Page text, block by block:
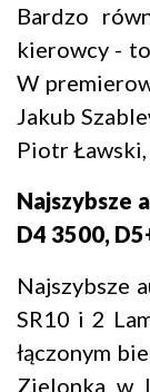
Bardzo
kierowcy -
W
Jakub
Piotr
Najszybsze
D4 3500,
Najszybsze
SR10 i 2
łączonym
Zielonka w